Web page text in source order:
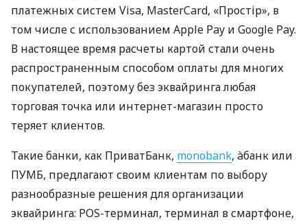
платежных систем Visa, MasterCard, «Простір», в
том числе с использованием Apple Pay и Google Pay.
В настоящее время расчеты картой стали очень
распространенным способом оплаты для многих
покупателей, поэтому без эквайринга любая
торговая точка или интернет-магазин просто
теряет клиентов.
Такие банки, как ПриватБанк, monobank, àбанк или
ПУМБ, предлагают своим клиентам по выбору
разнообразные решения для организации
эквайринга: POS-терминал, терминал в смартфоне,